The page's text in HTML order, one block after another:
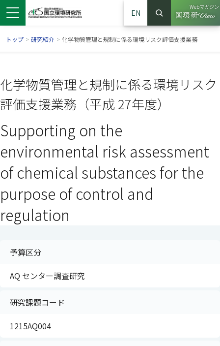
ドウで開きます）
ンドウで開きます）
ウインドウで開きます）
EN
サイト内検索
検索
Webマガジン
（別ウイ
トップ > 研究紹介 > 化学物質管理と規制に係る環境リスク評価支援業務
化学物質管理と規制に係る環境リスク
評価支援業務（平成 27年度）
Supporting on the
environmental risk assessment
of chemical substances for the
purpose of control and
regulation
予算区分
AQ センター調査研究
研究課題コード
1215AQ004